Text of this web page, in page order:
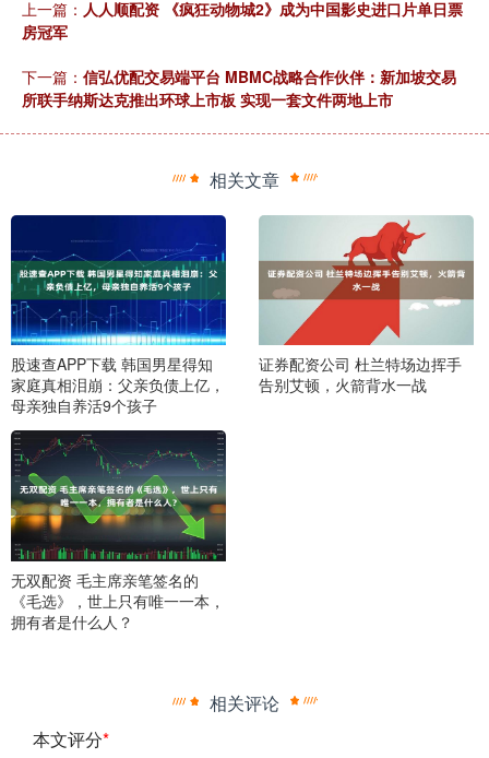
上一篇： 人人顺配资 《疯狂动物城2》成为中国影史进口片单日票
房冠军
下一篇： 信弘优配交易端平台 MBMC战略合作伙伴：新加坡交易
所联手纳斯达克推出环球上市板 实现一套文件两地上市
相关文章
股速查APP下载 韩国男星得知
家庭真相泪崩：父亲负债上亿，
母亲独自养活9个孩子
证券配资公司 杜兰特场边挥手
告别艾顿，火箭背水一战
无双配资 毛主席亲笔签名的
《毛选》，世上只有唯一一本，
拥有者是什么人？
相关评论
本文评分*